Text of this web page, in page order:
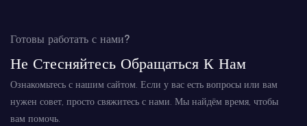
Готовы работать с нами?
Не Стесняйтесь Обращаться К Нам
Ознакомьтесь с нашим сайтом. Если у вас есть вопросы или вам
нужен совет, просто свяжитесь с нами. Мы найдём время, чтобы
вам помочь.